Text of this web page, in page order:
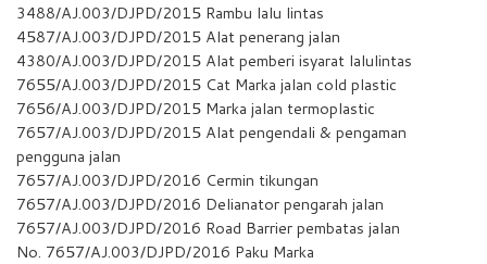
3488/AJ.003/DJPD/2015 Rambu lalu lintas
4587/AJ.003/DJPD/2015 Alat penerang jalan
4380/AJ.003/DJPD/2015 Alat pemberi isyarat lalulintas
7655/AJ.003/DJPD/2015 Cat Marka jalan cold plastic
7656/AJ.003/DJPD/2015 Marka jalan termoplastic
7657/AJ.003/DJPD/2015 Alat pengendali & pengaman
pengguna jalan
7657/AJ.003/DJPD/2016 Cermin tikungan
7657/AJ.003/DJPD/2016 Delianator pengarah jalan
7657/AJ.003/DJPD/2016 Road Barrier pembatas jalan
No. 7657/AJ.003/DJPD/2016 Paku Marka